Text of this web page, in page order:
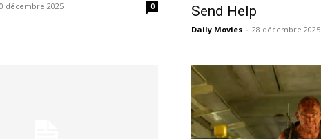
décembre 2025 0 Send Help
Daily Movies - 28 décembre 2025